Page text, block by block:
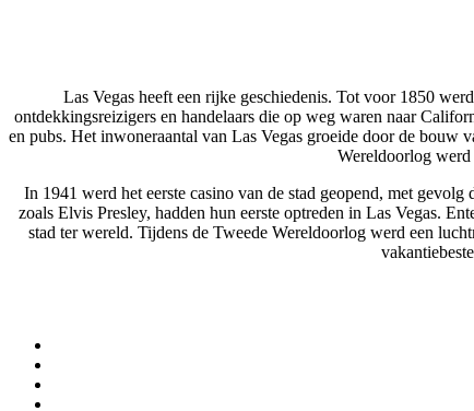
Las Vegas heeft een rijke geschiedenis. Tot voor 1850
ontdekkingsreizigers en handelaars die op weg waren naar
en pubs. Het inwoneraantal van Las Vegas groeide door de bouw
Wereldoorlog werd
In 1941 werd het eerste casino van de stad geopend, met
zoals Elvis Presley, hadden hun eerste optreden in Las Vegas.
stad ter wereld. Tijdens de Tweede Wereldoorlog werd een